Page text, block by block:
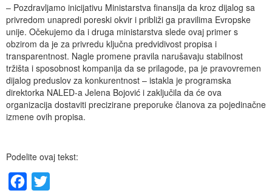
– Pozdravljamo inicijativu Ministarstva finansija da kroz dijalog sa
privredom unapredi poreski okvir i približi ga pravilima Evropske
unije. Očekujemo da i druga ministarstva slede ovaj primer s
obzirom da je za privredu ključna predvidivost propisa i
transparentnost. Nagle promene pravila narušavaju stabilnost
tržišta i sposobnost kompanija da se prilagode, pa je pravovremen
dijalog preduslov za konkurentnost – istakla je programska
direktorka NALED-a Jelena Bojović i zaključila da će ova
organizacija dostaviti precizirane preporuke članova za pojedinačne
izmene ovih propisa.
Podelite ovaj tekst:
Facebook